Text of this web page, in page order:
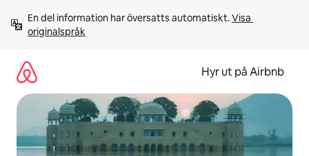
innehåll
En del information har översatts automatiskt. Visa
originalspråk
Hyr ut på Airbnb